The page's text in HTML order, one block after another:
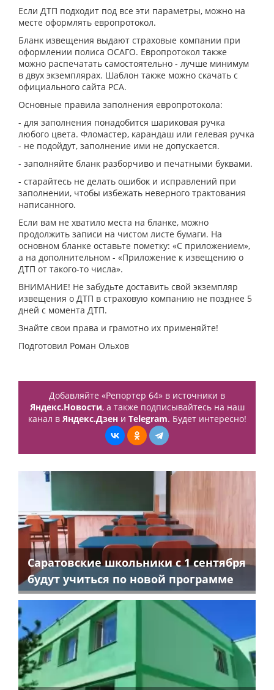
Если ДТП подходит под все эти параметры, можно на
месте оформлять европротокол.
Бланк извещения выдают страховые компании при
оформлении полиса ОСАГО. Европротокол также
можно распечатать самостоятельно - лучше минимум
в двух экземплярах. Шаблон также можно скачать с
официального сайта РСА.
Основные правила заполнения европротокола:
- для заполнения понадобится шариковая ручка
любого цвета. Фломастер, карандаш или гелевая ручка
- не подойдут, заполнение ими не допускается.
- заполняйте бланк разборчиво и печатными буквами.
- старайтесь не делать ошибок и исправлений при
заполнении, чтобы избежать неверного трактования
написанного.
Если вам не хватило места на бланке, можно
продолжить записи на чистом листе бумаги. На
основном бланке оставьте пометку: «С приложением»,
а на дополнительном - «Приложение к извещению о
ДТП от такого-то числа».
ВНИМАНИЕ! Не забудьте доставить свой экземпляр
извещения о ДТП в страховую компанию не позднее 5
дней с момента ДТП.
Знайте свои права и грамотно их применяйте!
Подготовил Роман Ольхов
Добавляйте «Репортер 64» в источники в
Яндекс.Новости, а также подписывайтесь на наш
канал в Яндекс.Дзени Telegram. Будет интересно!
Саратовские школьники с 1 сентября
будут учиться по новой программе